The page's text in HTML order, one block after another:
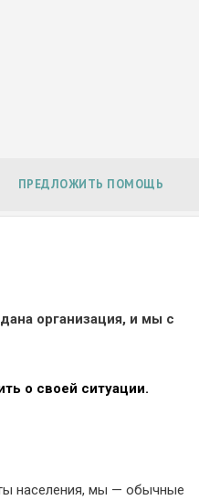
ПРЕДЛОЖИТЬ ПОМОЩЬ
организация, и мы с
о своей ситуации.
населения, мы — обычные